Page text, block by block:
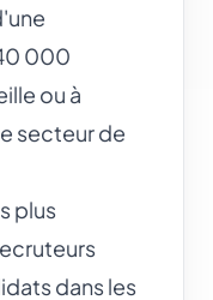
000
ou à
secteur de
plus
dans les